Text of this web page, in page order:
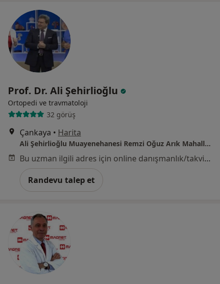
Prof. Dr. Ali Şehirlioğlu
Ortopedi ve travmatoloji
32 görüş
Çankaya • Harita
Ali Şehirlioğlu Muayenehanesi Remzi Oğuz Arık Mahallesi, Atatürk bulvarı, No:199/F, ANKARA
Bu uzman ilgili adres için online danışmanlık/takvim sunmuyor.
Randevu talep et